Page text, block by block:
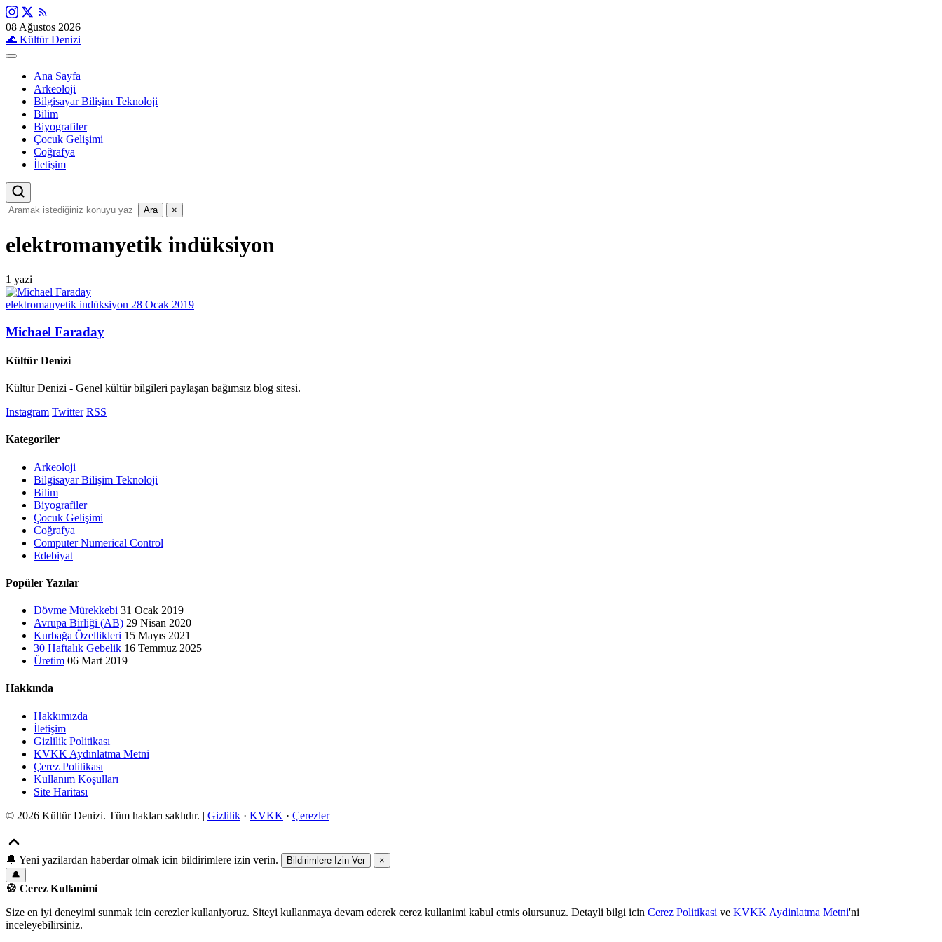
08 Ağustos 2026
🌊 Kültür Denizi
Ana Sayfa
Arkeoloji
Bilgisayar Bilişim Teknoloji
Bilim
Biyografiler
Çocuk Gelişimi
Coğrafya
İletişim
Ara ×
elektromanyetik indüksiyon
1 yazi
elektromanyetik indüksiyon 28 Ocak 2019
Michael Faraday
Kültür Denizi
Kültür Denizi - Genel kültür bilgileri paylaşan bağımsız blog sitesi.
Instagram Twitter RSS
Kategoriler
Arkeoloji
Bilgisayar Bilişim Teknoloji
Bilim
Biyografiler
Çocuk Gelişimi
Coğrafya
Computer Numerical Control
Edebiyat
Popüler Yazılar
Dövme Mürekkebi 31 Ocak 2019
Avrupa Birliği (AB) 29 Nisan 2020
Kurbağa Özellikleri 15 Mayıs 2021
30 Haftalık Gebelik 16 Temmuz 2025
Üretim 06 Mart 2019
Hakkında
Hakkımızda
İletişim
Gizlilik Politikası
KVKK Aydınlatma Metni
Çerez Politikası
Kullanım Koşulları
Site Haritası
© 2026 Kültür Denizi. Tüm hakları saklıdır. | Gizlilik · KVKK · Çerezler
🔔 Yeni yazilardan haberdar olmak icin bildirimlere izin verin. Bildirimlere Izin Ver
×
🔔
🍪 Cerez Kullanimi
Size en iyi deneyimi sunmak icin cerezler kullaniyoruz. Siteyi kullanmaya devam ederek cerez kullanimi kabul etmis olursunuz. Detayli bilgi icin Cerez Politikasi ve KVKK Aydinlatma Metni'ni
inceleyebilirsiniz.